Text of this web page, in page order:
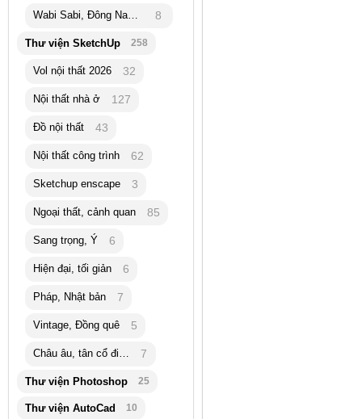
Wabi Sabi, Đông Nam Á 8
Thư viện SketchUp 258
Vol nội thất 2026 32
Nội thất nhà ở 127
Đồ nội thất 43
Nội thất công trình 62
Sketchup enscape 3
Ngoại thất, cảnh quan 85
Sang trọng, Ý 6
Hiện đại, tối giản 6
Pháp, Nhật bản 7
Vintage, Đồng quê 5
Châu âu, tân cổ điển 7
Thư viện Photoshop 25
Thư viện AutoCad 10